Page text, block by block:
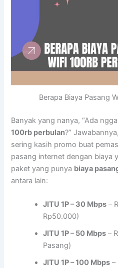
Berapa Biaya Pasang
Banyak yang nanya, “Ada
100rb perbulan?”
sering kasih promo buat
pasang internet dengan biaya
paket yang punya biaya
antara lain:
JITU 1P – 30 Mbps –
Rp50.000)
JITU 1P – 50 Mbps –
Pasang)
JITU 1P – 100 Mbps –